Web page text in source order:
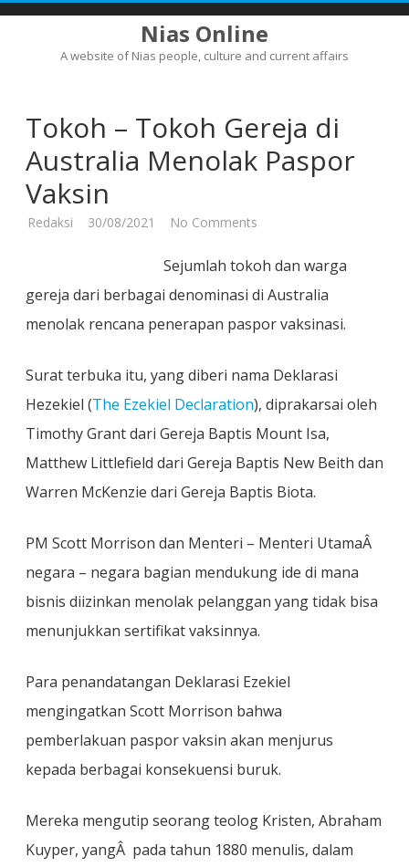
Nias Online
A website of Nias people, culture and current affairs
Tokoh – Tokoh Gereja di
Australia Menolak Paspor
Vaksin
Redaksi 30/08/2021 No Comments
Tokoh
Gereja
di
Australia
Paspor
Sejumlah tokoh dan warga
gereja dari berbagai denominasi di Australia
menolak rencana penerapan paspor vaksinasi.
Surat terbuka itu, yang diberi nama Deklarasi
Hezekiel (The Ezekiel Declaration), diprakarsai oleh
Timothy Grant dari Gereja Baptis Mount Isa,
Matthew Littlefield dari Gereja Baptis New Beith dan
Warren McKenzie dari Gereja Baptis Biota.
PM Scott Morrison dan Menteri – Menteri UtamaÂ
negara – negara bagian mendukung ide di mana
bisnis diizinkan menolak pelanggan yang tidak bisa
menunjukkan sertifikat vaksinnya.
Para penandatangan Deklarasi Ezekiel
mengingatkan Scott Morrison bahwa
pemberlakuan paspor vaksin akan menjurus
kepada berbagai konsekuensi buruk.
Mereka mengutip seorang teolog Kristen, Abraham
Kuyper, yangÂ pada tahun 1880 menulis, dalam